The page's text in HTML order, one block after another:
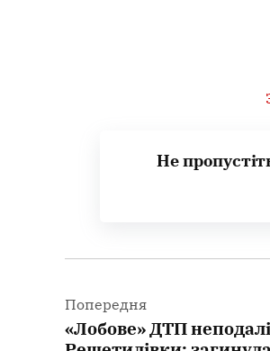
Не
Попередня
«Лобове» ДТП